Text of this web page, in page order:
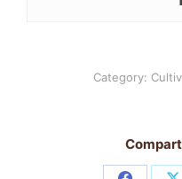
Category: